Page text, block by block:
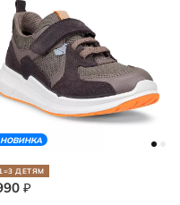
НОВИНКА
ДЕТЯМ
₽